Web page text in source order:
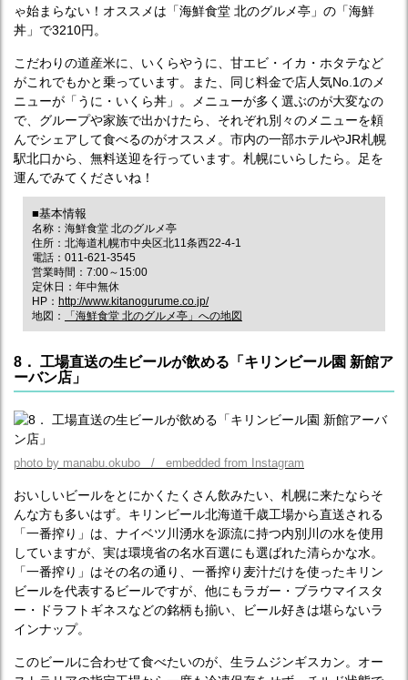
ゃ始まらない！オススメは「海鮮食堂 北のグルメ亭」の「海鮮
丼」で3210円。
こだわりの道産米に、いくらやうに、甘エビ・イカ・ホタテなど
がこれでもかと乗っています。また、同じ料金で店人気No.1のメ
ニューが「うに・いくら丼」。メニューが多く選ぶのが大変なの
で、グループや家族で出かけたら、それぞれ別々のメニューを頼
んでシェアして食べるのがオススメ。市内の一部ホテルやJR札幌
駅北口から、無料送迎を行っています。札幌にいらしたら。足を
運んでみてくださいね！
■基本情報
名称：海鮮食堂 北のグルメ亭
住所：北海道札幌市中央区北11条西22-4-1
電話：011-621-3545
営業時間：7:00～15:00
定休日：年中無休
HP： http://www.kitanogurume.co.jp/
地図：
「海鮮食堂 北のグルメ亭」への地図
8． 工場直送の生ビールが飲める「キリンビール園 新館ア
ーバン店」
photo by manabu.okubo / embedded from Instagram
おいしいビールをとにかくたくさん飲みたい、札幌に来たならそ
んな方も多いはず。キリンビール北海道千歳工場から直送される
「一番搾り」は、ナイベツ川湧水を源流に持つ内別川の水を使用
していますが、実は環境省の名水百選にも選ばれた清らかな水。
「一番搾り」はその名の通り、一番搾り麦汁だけを使ったキリン
ビールを代表するビールですが、他にもラガー・ブラウマイスタ
ー・ドラフトギネスなどの銘柄も揃い、ビール好きは堪らないラ
インナップ。
このビールに合わせて食べたいのが、生ラムジンギスカン。オー